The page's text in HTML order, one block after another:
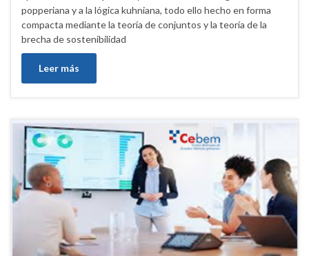
popperiana y a la lógica kuhniana, todo ello hecho en forma
compacta mediante la teoría de conjuntos y la teoría de la
brecha de sostenibilidad
Leer más